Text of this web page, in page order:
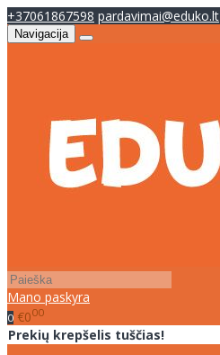
+37061867598 pardavimai@eduko.lt
Navigacija
Mano paskyra
0 €000
Prekių krepšelis tuščias!